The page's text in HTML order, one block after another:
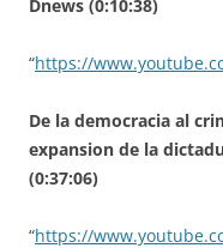
Dnews (0:10:38)
“https://
De la democracia al
expansion de la
(0:37:06)
“https://